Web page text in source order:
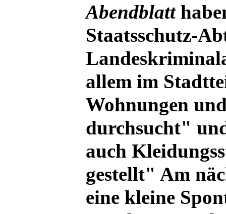
Abendblatt
Staatsschutz-
allem im
Wohnungen
durchsucht"
auch
gestellt" Am
eine kleine